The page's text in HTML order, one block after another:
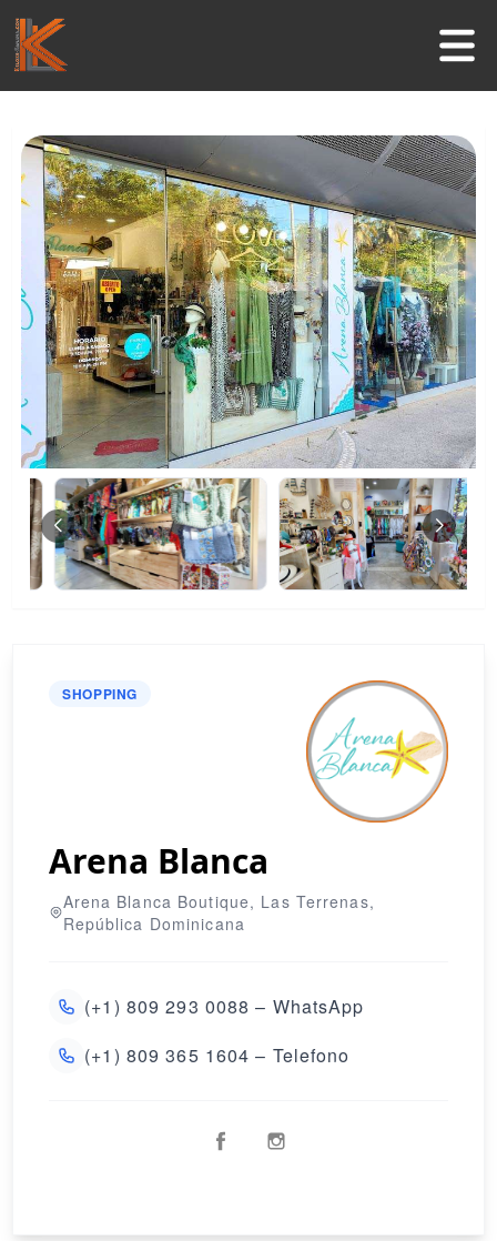
Negocios
Guía Turística
Actividades
Informaciones útiles
Contacto
SHOPPING
Arena Blanca
Arena Blanca Boutique, Las Terrenas,
República Dominicana
(+1) 809 293 0088 – WhatsApp
(+1) 809 365 1604 – Telefono